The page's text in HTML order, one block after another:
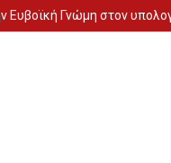
στον υπολογιστή σου!